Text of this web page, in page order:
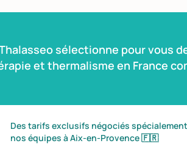
sélectionne pour
et thermalisme en France
Des tarifs exclusifs négociés
nos équipes à Aix-en-Provence🇫🇷